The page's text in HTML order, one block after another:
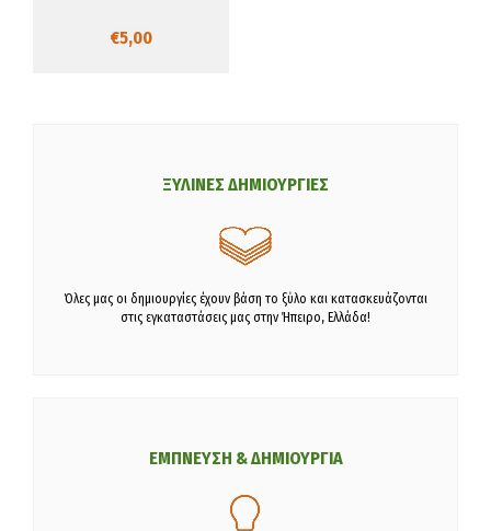
€5,00
ΞΥΛΙΝΕΣ ΔΗΜΙΟΥΡΓΙΕΣ
Όλες μας οι δημιουργίες έχουν βάση το ξύλο και κατασκευάζονται
στις εγκαταστάσεις μας στην Ήπειρο, Ελλάδα!
ΕΜΠΝΕΥΣΗ & ΔΗΜΙΟΥΡΓΙΑ